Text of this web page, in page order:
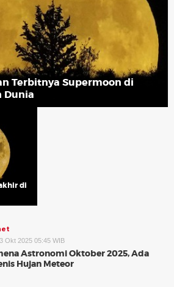
Terbitnya Supermoon di
Dunia
di
Okt 2025 05:45 WIB
Astronomi Oktober 2025, Ada
Hujan Meteor